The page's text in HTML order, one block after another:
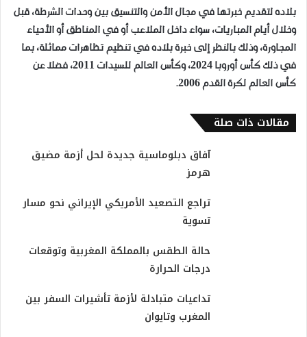
بلاده لتقديم خبرتها في مجال الأمن والتنسيق بين وحدات الشرطة، قبل
وخلال أيام المباريات، سواء داخل الملاعب أو في المناطق أو الأحياء
المجاورة، وذلك بالنظر إلى خبرة بلاده في تنظيم تظاهرات مماثلة، بما
في ذلك كأس أوروبا 2024، وكأس العالم للسيدات 2011، فضلا عن
كأس العالم لكرة القدم 2006.
مقالات ذات صلة
آفاق دبلوماسية جديدة لحل أزمة مضيق
هرمز
تراجع التصعيد الأمريكي الإيراني نحو مسار
تسوية
حالة الطقس بالمملكة المغربية وتوقعات
درجات الحرارة
تداعيات متبادلة لأزمة تأشيرات السفر بين
المغرب وتايوان